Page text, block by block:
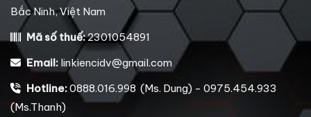
Bắc Ninh, Việt Nam
Mã số thuế:2301054891
Email: linkiencidv@gmail.com
Hotline:0888.016.998 (Ms. Dung) - 0975.454.933
(Ms.Thanh)